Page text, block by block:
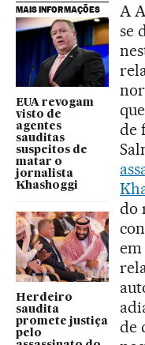
MAIS INFORMAÇÕES
EUA revogam
visto de
agentes
sauditas
suspeitos de
matar o
jornalista
Khashoggi
Herdeiro
saudita
promete justiça
pelo
A
se
de
do
em
de